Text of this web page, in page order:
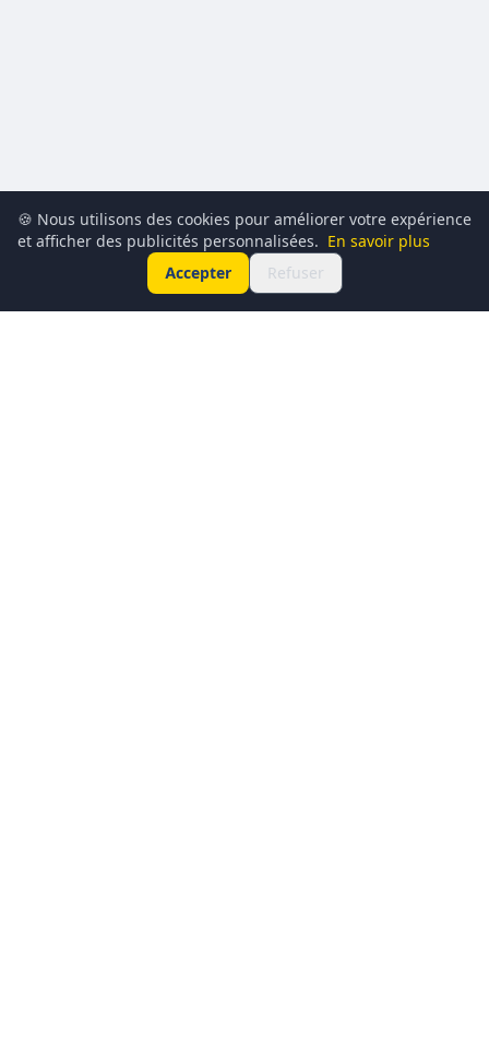
🍪 Nous utilisons des cookies pour améliorer votre expérience
et afficher des publicités personnalisées. En savoir plus
Accepter
Refuser